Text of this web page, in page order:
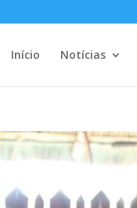
Início Notícias